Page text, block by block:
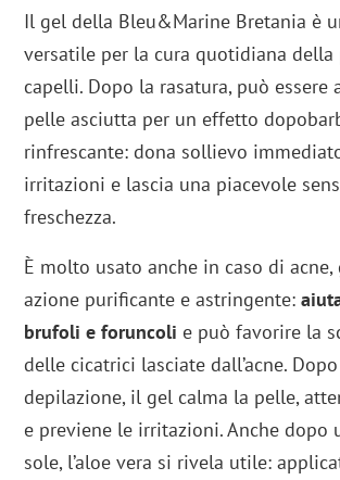
Il gel della Bleu&Marine Bretania è
versatile per la cura quotidiana della
capelli. Dopo la rasatura, può essere
pelle asciutta per un effetto
rinfrescante: dona sollievo
irritazioni e lascia una piacevole
freschezza.
È molto usato anche in caso di acne,
azione purificante e astringente:
brufoli e foruncoli e può favorire la
delle cicatrici lasciate dall’acne.
depilazione, il gel calma la pelle,
e previene le irritazioni. Anche dopo
sole, l’aloe vera si rivela utile: